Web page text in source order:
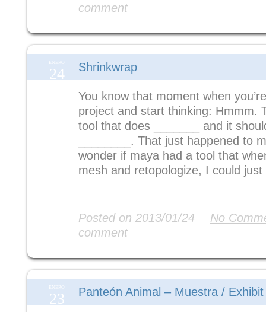
comment
ENERO
24 Shrinkwrap
You know that moment when
project and start thinking: Hmmm.
tool that does _______ and it
________. That just happened to
wonder if maya had a tool that
mesh and retopologize, I could
Posted on 2013/01/24
No
comment
ENERO
23 Panteón Animal – Muestra / Exhibit